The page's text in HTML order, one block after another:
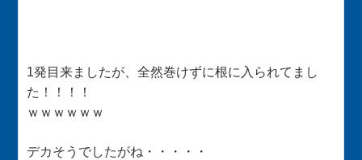
1発目来ましたが、全然巻けずに根に入られてまし
た！！！！
ｗｗｗｗｗｗ
デカそうでしたがね・・・・・